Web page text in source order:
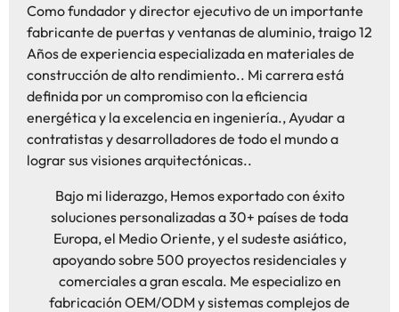
Como fundador y director ejecutivo de un importante
fabricante de puertas y ventanas de aluminio, traigo 12
Años de experiencia especializada en materiales de
construcción de alto rendimiento.. Mi carrera está
definida por un compromiso con la eficiencia
energética y la excelencia en ingeniería., Ayudar a
contratistas y desarrolladores de todo el mundo a
lograr sus visiones arquitectónicas..
Bajo mi liderazgo, Hemos exportado con éxito
soluciones personalizadas a 30+ países de toda
Europa, el Medio Oriente, y el sudeste asiático,
apoyando sobre 500 proyectos residenciales y
comerciales a gran escala. Me especializo en
fabricación OEM/ODM y sistemas complejos de